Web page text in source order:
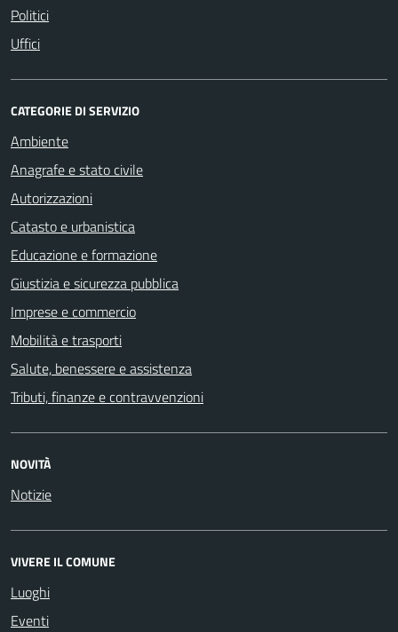
Politici
Uffici
CATEGORIE DI SERVIZIO
Ambiente
Anagrafe e stato civile
Autorizzazioni
Catasto e urbanistica
Educazione e formazione
Giustizia e sicurezza pubblica
Imprese e commercio
Mobilità e trasporti
Salute, benessere e assistenza
Tributi, finanze e contravvenzioni
NOVITÀ
Notizie
VIVERE IL COMUNE
Luoghi
Eventi